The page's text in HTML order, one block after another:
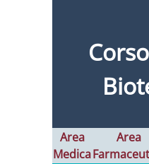
Area
Medica
Area